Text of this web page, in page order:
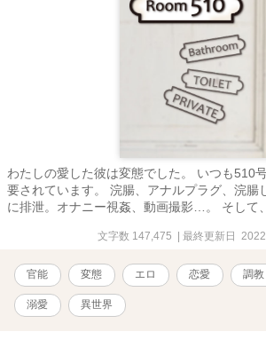
わたしの愛した彼は変態でした。 いつも510
要されています。 浣腸、アナルプラグ、浣腸
に排泄。オナニー視姦、動画撮影…。 そして
文字数 147,475 | 最終更新日
官能 変態 エロ 恋愛 調教
溺愛 異世界